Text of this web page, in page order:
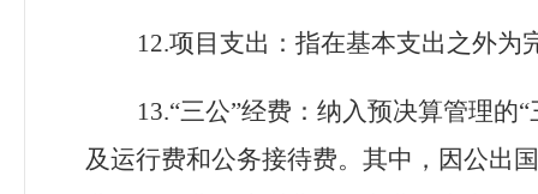
12.项目支出：指在基本支出之外
13.“三公”经费：纳入预决算管理
及运行费和公务接待费。其中，因公出